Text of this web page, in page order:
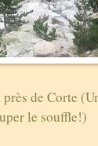
près de Corte
le souffle!)